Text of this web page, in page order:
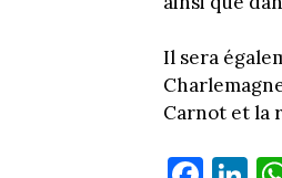
Il sera
Carnot et la